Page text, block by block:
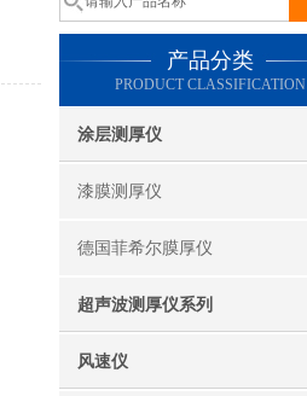
产品分类
PRODUCT CLASSIFICATION
涂层测厚仪
漆膜测厚仪
德国菲希尔膜厚仪
超声波测厚仪系列
风速仪